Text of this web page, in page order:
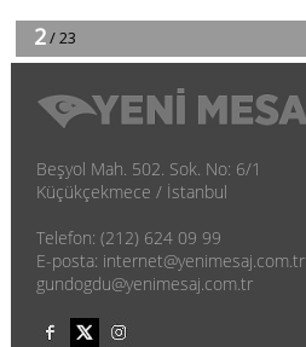
Beşyol Mah. 502. Sok. No: 6/1
Küçükçekmece / İstanbul
Telefon: (212) 624 09 99
E-posta: internet@yenimesaj.com.tr
gundogdu@yenimesaj.com.tr